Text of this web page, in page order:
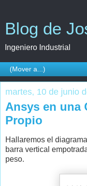
Blog de
Ingeniero Industrial
martes, 10 de junio
Ansys en una
Propio
Hallaremos el
barra vertical
peso.